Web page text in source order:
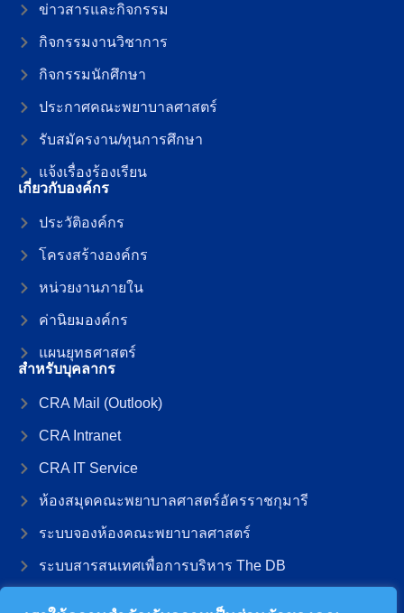
ข่าวสารและกิจกรรม
กิจกรรมงานวิชาการ
กิจกรรมนักศึกษา
ประกาศคณะพยาบาลศาสตร์
รับสมัครงาน/ทุนการศึกษา
แจ้งเรื่องร้องเรียน
เกี่ยวกับองค์กร
ประวัติองค์กร
โครงสร้างองค์กร
หน่วยงานภายใน
ค่านิยมองค์กร
แผนยุทธศาสตร์
สำหรับบุคลากร
CRA Mail (Outlook)
CRA Intranet
CRA IT Service
ห้องสมุดคณะพยาบาลศาสตร์อัครราชกุมารี
ระบบจองห้องคณะพยาบาลศาสตร์
ระบบสารสนเทศเพื่อการบริหาร The DB